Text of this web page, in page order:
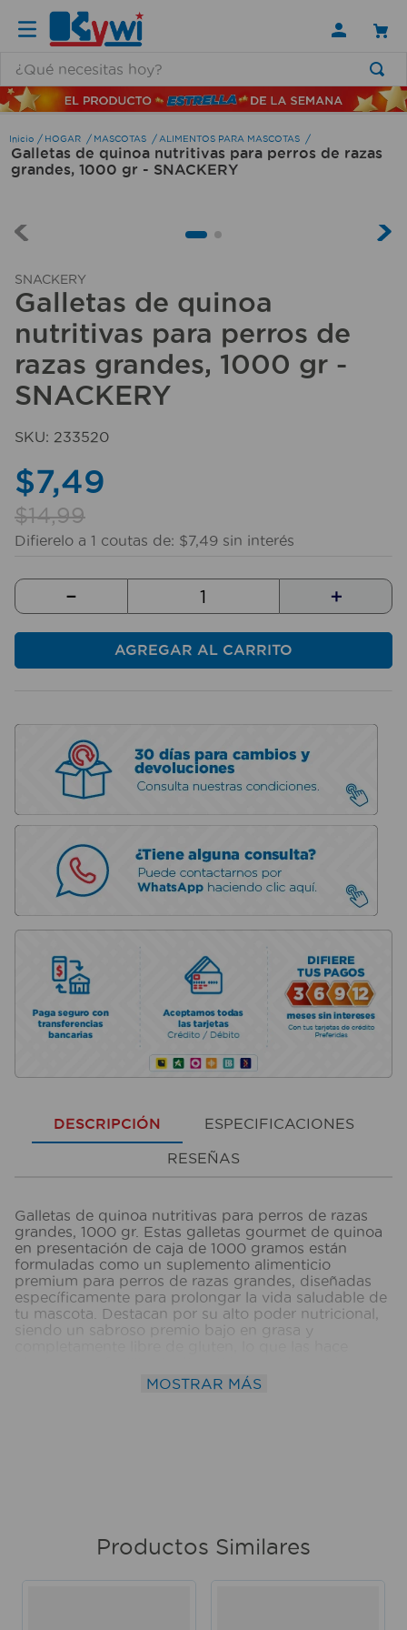
HOGAR MASCOTAS ALIMENTOS PARA MASCOTAS
Galletas de quinoa nutritivas para perros de razas
grandes, 1000 gr - SNACKERY
SNACKERY
Galletas de quinoa
nutritivas para perros de
razas grandes, 1000 gr -
SNACKERY
SKU: 233520
$7,49
$14,99
Difierelo a 1 coutas de: $7,49 sin interés
＋
－
AGREGAR AL CARRITO
DESCRIPCIÓN ESPECIFICACIONES
RESEÑAS
Galletas de quinoa nutritivas para perros de razas
grandes, 1000 gr. Estas galletas gourmet de quinoa
en presentación de caja de 1000 gramos están
formuladas como un suplemento alimenticio
premium para perros de razas grandes, diseñadas
específicamente para prolongar la vida saludable de
tu mascota. Destacan por su alto poder nutricional,
siendo un sabroso premio bajo en grasa y
sensibles. Su consumo regular contribuye a mejorar
y fortalecer el sistema inmune, aportando vitalidad,
MOSTRAR MÁS
Productos Similares
TÉRMINOS MÁS BUSCADOS
1 .
lamparas
2.
ducha
4.
6.
organizador
aspiradora
8.
cerradura
9.
taladro